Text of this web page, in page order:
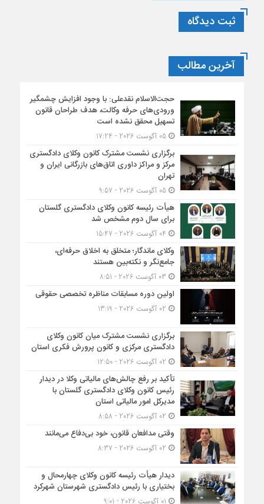
ثبت دیدگاه
آخرین مطالب
حجت‌الاسلام نقدعلی: با وجود افزایش چشمگیر
ورودی‌های حرفه وکالت، هدف طراحان قانون
تسهیل محقق نشده است
05 آگوست 2026 - 17:24
برگزاری نشست مشترک کانون وکلای دادگستری
مرکز و مراکز داوری اتاق‌های بازرگانی ایران و
تهران
05 آگوست 2026 - 9:57
هیأت ‌رئیسه کانون وکلای دادگستری گلستان
برای سال دوم مشخص شد
وکلای ماندگار؛ متخلق به اخلاق حرفه‌ای،
جامع‌نگر و نکته‌بین هستند
اولین دوره مسابقات مناظره تخصصی حقوقی
برگزاری نشست مشترک میان کانون وکلای
دادگستری مرکزی و کانون پرورش فکری استان
تأکید بر رفع چالش‌های مالیاتی وکلا در دیدار
رئیس کانون وکلای دادگستری گلستان با
مدیرکل امور مالیاتی استان
وقتی مدافعان قانون، خود بی‌دفاع می‌مانند
دیدار هیأت رئیسه کانون وکلای چهارمحال و
بختیاری با رئیس دادگستری شهرستان شهرکرد